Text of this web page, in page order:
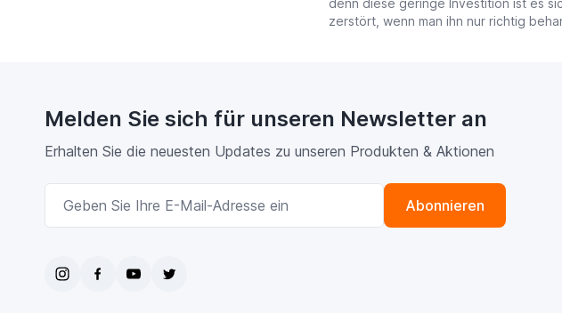
denn diese geringe Investition ist es
zerstört, wenn man ihn nur richtig
Melden Sie sich für unseren Newsletter an
Erhalten Sie die neuesten Updates zu unseren Produkten & Aktionen
Abonnieren